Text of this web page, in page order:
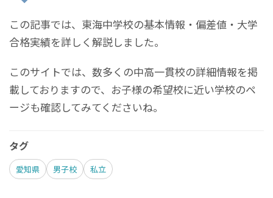
この記事では、東海中学校の基本情報・偏差値・大学
合格実績を詳しく解説しました。
このサイトでは、数多くの中高一貫校の詳細情報を掲
載しておりますので、お子様の希望校に近い学校のペ
ージも確認してみてくださいね。
タグ
愛知県 男子校 私立